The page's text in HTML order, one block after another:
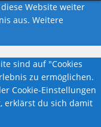
Website weiter
aus. Weitere
sind auf "Cookies
zu ermöglichen.
Cookie-Einstellungen
erklärst du sich damit